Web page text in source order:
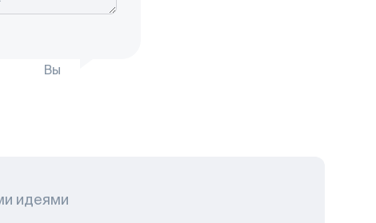
Вы
идеями